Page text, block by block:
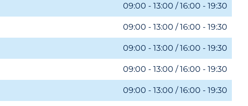
09:00 - 13:00 / 16:00 - 19:30
09:00 - 13:00 / 16:00 - 19:30
09:00 - 13:00 / 16:00 - 19:30
09:00 - 13:00 / 16:00 - 19:30
09:00 - 13:00 / 16:00 - 19:30